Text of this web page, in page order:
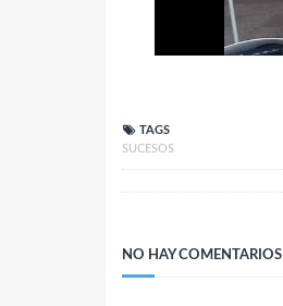
TAGS
SUCESOS
NO HAY COMENTARIOS